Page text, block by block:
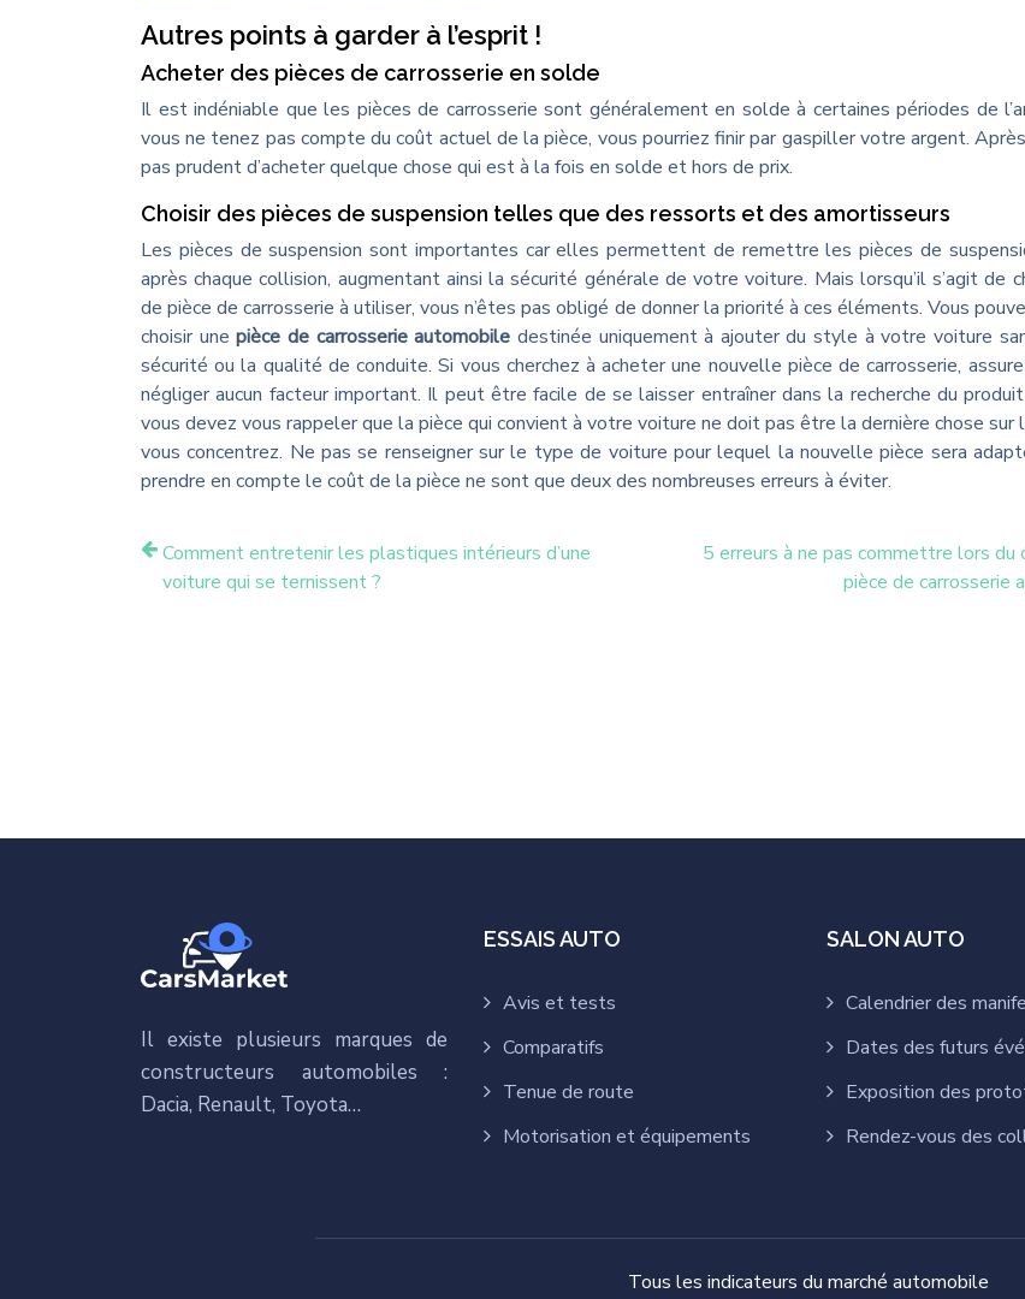
Autres points à garder à l’esprit !
Acheter des pièces de carrosserie en solde
Il est indéniable que les pièces de carrosserie sont généralement en solde à certaines périodes de
vous ne tenez pas compte du coût actuel de la pièce, vous pourriez finir par gaspiller votre argent.
pas prudent d’acheter quelque chose qui est à la fois en solde et hors de prix.
Choisir des pièces de suspension telles que des ressorts et des amortisseurs
Les pièces de suspension sont importantes car elles permettent de remettre les pièces de
après chaque collision, augmentant ainsi la sécurité générale de votre voiture. Mais lorsqu’il s’agit de
de pièce de carrosserie à utiliser, vous n’êtes pas obligé de donner la priorité à ces éléments. Vous
choisir unepièce de carrosserie automobile destinée uniquement à ajouter du style à votre voiture
sécurité ou la qualité de conduite. Si vous cherchez à acheter une nouvelle pièce de carrosserie,
négliger aucun facteur important. Il peut être facile de se laisser entraîner dans la recherche du
vous devez vous rappeler que la pièce qui convient à votre voiture ne doit pas être la dernière chose sur
vous concentrez. Ne pas se renseigner sur le type de voiture pour lequel la nouvelle pièce sera
prendre en compte le coût de la pièce ne sont que deux des nombreuses erreurs à éviter.
Comment entretenir les plastiques intérieurs d’une
voiture qui se ternissent ?
5 erreurs à ne pas commettre lors du
pièce de carrosserie
Il existe plusieurs marques de
constructeurs automobiles :
Dacia, Renault, Toyota…
ESSAIS AUTO
Avis et tests
Comparatifs
Tenue de route
Motorisation et équipements
SALON AUTO
Calendrier des
Dates des futurs
Exposition des
Rendez-vous des
Tous les indicateurs du marché automobile